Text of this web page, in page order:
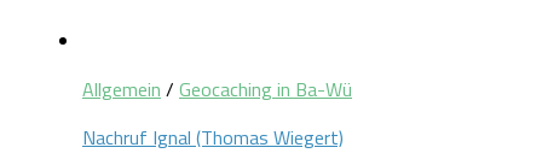
Allgemein / Geocaching in Ba-Wü
Nachruf Ignal (Thomas Wiegert)